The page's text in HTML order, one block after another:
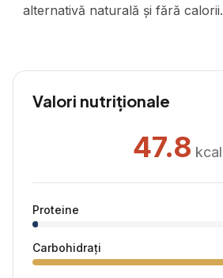
alternativă naturală și fără calorii.
Valori nutriționale
47.8 kcal
Proteine
Carbohidrați